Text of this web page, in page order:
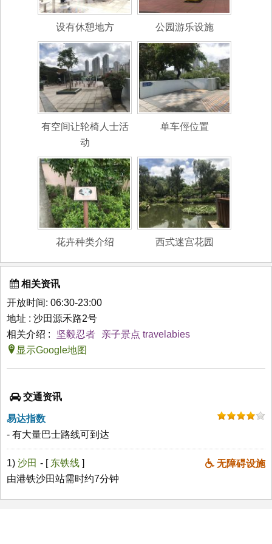
设有休憩地方 公园游乐设施
有空间让轮椅人士活
动
单车俓位置
花卉种类介绍 西式迷宫花园
相关资讯
开放时间: 06:30-23:00
地址 : 沙田源禾路2号
相关介绍 :
坚毅忍者
亲子景点 travelabies
显示Google地图
交通资讯
易达指数
- 有大量巴士路线可到达
1) 沙田 无障碍设施
- [ 东铁线 ]
由港铁沙田站需时约7分钟